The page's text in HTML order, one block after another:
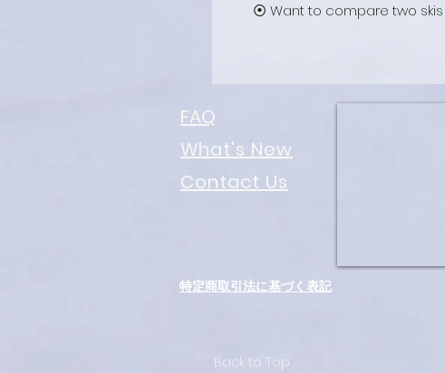
⦿ Want to compare two skis
FAQ
What's New
Contact Us
Back to Top
特定商取引法に基づく表記